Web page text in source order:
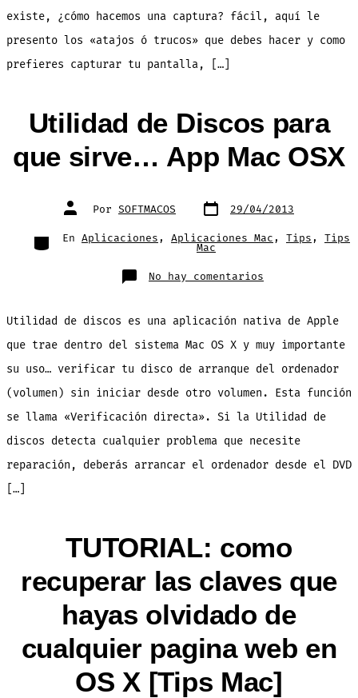
existe, ¿cómo hacemos una captura? fácil, aquí le
presento los «atajos ó trucos» que debes hacer y como
prefieres capturar tu pantalla, […]
Utilidad de Discos para
que sirve… App Mac OSX
Autor
de
entrada
Por SOFTMACOS Fecha
de 29/04/2013
Categorías
En Aplicaciones , Aplicaciones Mac , Tips , Tips
Mac
No hay comentarios
Utilidad
para
que
App
Mac
OSX
Utilidad de discos es una aplicación nativa de Apple
que trae dentro del sistema Mac OS X y muy importante
su uso… verificar tu disco de arranque del ordenador
(volumen) sin iniciar desde otro volumen. Esta función
se llama «Verificación directa». Si la Utilidad de
discos detecta cualquier problema que necesite
reparación, deberás arrancar el ordenador desde el DVD
[…]
TUTORIAL: como
recuperar las claves que
hayas olvidado de
cualquier pagina web en
OS X [Tips Mac]